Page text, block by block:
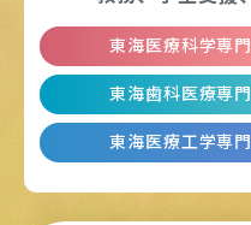
東海医療科学専
東海歯科医療専
東海医療工学専